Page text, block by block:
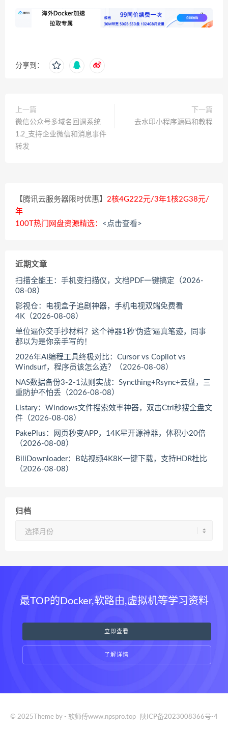
分享到：
上一篇
微信公众号多域名回调系统
1.2_支持企业微信和消息事件
转发
下一篇
去水印小程序源码和教程
【腾讯云服务器限时优惠】 2核4G222元/3年1核2G38元/
年
100T热门网盘资源精选： <点击查看>
近期文章
扫描全能王：手机变扫描仪，文档PDF一键搞定（2026-
08-08）
影视仓：电视盒子追剧神器，手机电视双端免费看
4K（2026-08-08）
单位逼你交手抄材料？这个神器1秒‘伪造’逼真笔迹，同事
都以为是你亲手写的！
2026年AI编程工具终极对比：Cursor vs Copilot vs
Windsurf，程序员该怎么选？（2026-08-08）
NAS数据备份3-2-1法则实战：Syncthing+Rsync+云盘，三
重防护不怕丢（2026-08-08）
Listary：Windows文件搜索效率神器，双击Ctrl秒搜全盘文
件（2026-08-08）
PakePlus：网页秒变APP，14K星开源神器，体积小20倍
（2026-08-08）
BiliDownloader：B站视频4K8K一键下载，支持HDR杜比
（2026-08-08）
归档
最TOP的Docker,软路由,虚拟机等学习资料
立即查看
了解详情
© 2025Theme by - 软师傅www.npspro.top 陕ICP备2023008366号-4